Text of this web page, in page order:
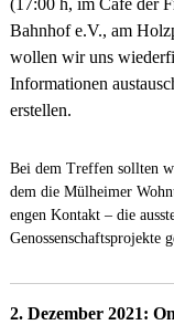
(17:00 h, im Café der
Bahnhof e.V., am
wollen wir uns
Informationen
erstellen.
Bei dem Treffen sollten
dem die Mülheimer
engen Kontakt – die
Genossenschaftsprojekte
2. Dezember 2021: